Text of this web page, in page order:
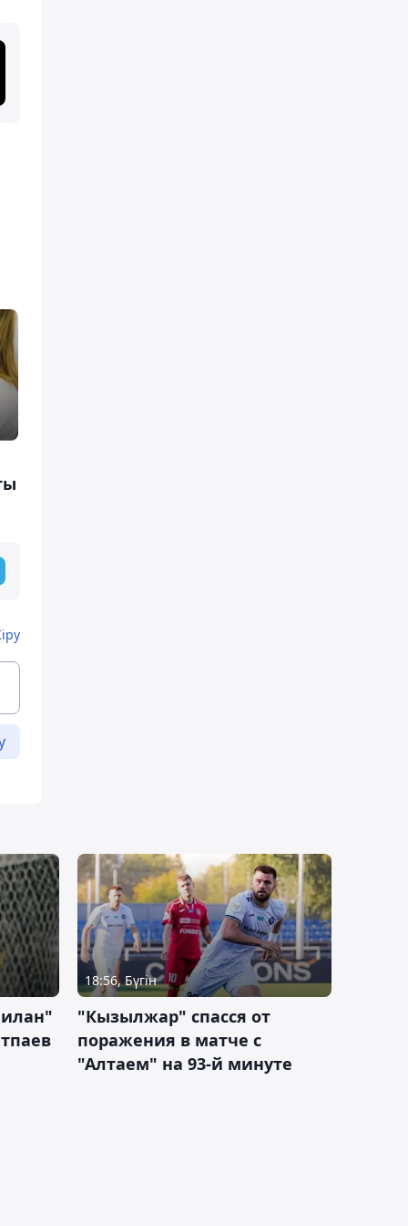
18:56, Бүгін
"Кызылжар" спасся от
поражения в матче с
"Алтаем" на 93-й минуте